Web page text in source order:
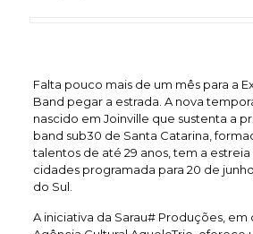
Falta pouco mais de um mês para a
Band pegar a estrada. A nova
nascido em Joinville que sustenta a
band sub30 de Santa Catarina,
talentos de até 29 anos, tem a
cidades programada para 20 de
do Sul.
A iniciativa da Sarau# Produções,